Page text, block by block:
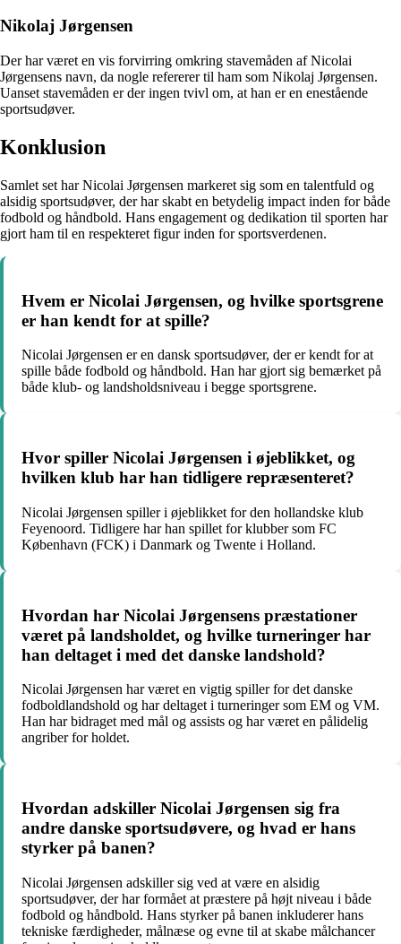
Nikolaj Jørgensen
Der har været en vis forvirring omkring stavemåden af Nicolai
Jørgensens navn, da nogle refererer til ham som Nikolaj Jørgensen.
Uanset stavemåden er der ingen tvivl om, at han er en enestående
sportsudøver.
Konklusion
Samlet set har Nicolai Jørgensen markeret sig som en talentfuld og
alsidig sportsudøver, der har skabt en betydelig impact inden for både
fodbold og håndbold. Hans engagement og dedikation til sporten har
gjort ham til en respekteret figur inden for sportsverdenen.
Hvem er Nicolai Jørgensen, og hvilke sportsgrene
er han kendt for at spille?
Nicolai Jørgensen er en dansk sportsudøver, der er kendt for at
spille både fodbold og håndbold. Han har gjort sig bemærket på
både klub- og landsholdsniveau i begge sportsgrene.
Hvor spiller Nicolai Jørgensen i øjeblikket, og
hvilken klub har han tidligere repræsenteret?
Nicolai Jørgensen spiller i øjeblikket for den hollandske klub
Feyenoord. Tidligere har han spillet for klubber som FC
København (FCK) i Danmark og Twente i Holland.
Hvordan har Nicolai Jørgensens præstationer
været på landsholdet, og hvilke turneringer har
han deltaget i med det danske landshold?
Nicolai Jørgensen har været en vigtig spiller for det danske
fodboldlandshold og har deltaget i turneringer som EM og VM.
Han har bidraget med mål og assists og har været en pålidelig
angriber for holdet.
Hvordan adskiller Nicolai Jørgensen sig fra
andre danske sportsudøvere, og hvad er hans
styrker på banen?
Nicolai Jørgensen adskiller sig ved at være en alsidig
sportsudøver, der har formået at præstere på højt niveau i både
fodbold og håndbold. Hans styrker på banen inkluderer hans
tekniske færdigheder, målnæse og evne til at skabe målchancer